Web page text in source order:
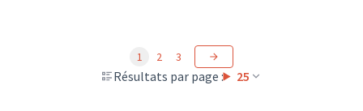
Résultats par page : 25
1 2 3